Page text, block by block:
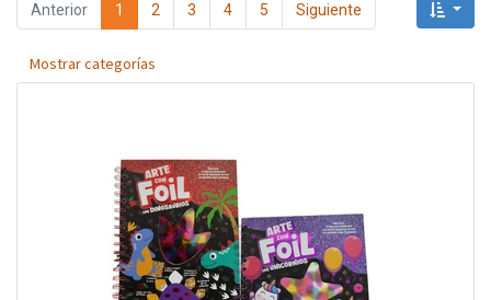
Anterior 1 2 3 4 5 Siguiente
Mostrar categorías